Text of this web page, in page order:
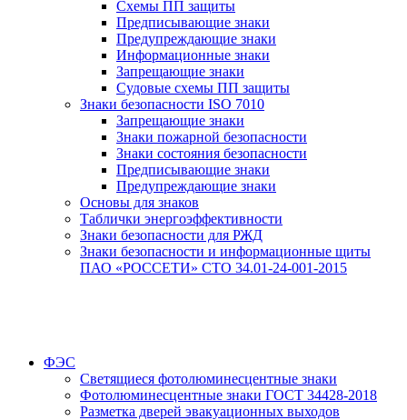
Схемы ПП защиты
Предписывающие знаки
Предупреждающие знаки
Информационные знаки
Запрещающие знаки
Судовые схемы ПП защиты
Знаки безопасности ISO 7010
Запрещающие знаки
Знаки пожарной безопасности
Знаки состояния безопасности
Предписывающие знаки
Предупреждающие знаки
Основы для знаков
Таблички энергоэффективности
Знаки безопасности для РЖД
Знаки безопасности и информационные щиты
ПАО «РОССЕТИ» СТО 34.01-24-001-2015
ФЭС
Светящиеся фотолюминесцентные знаки
Фотолюминесцентные знаки ГОСТ 34428-2018
Разметка дверей эвакуационных выходов